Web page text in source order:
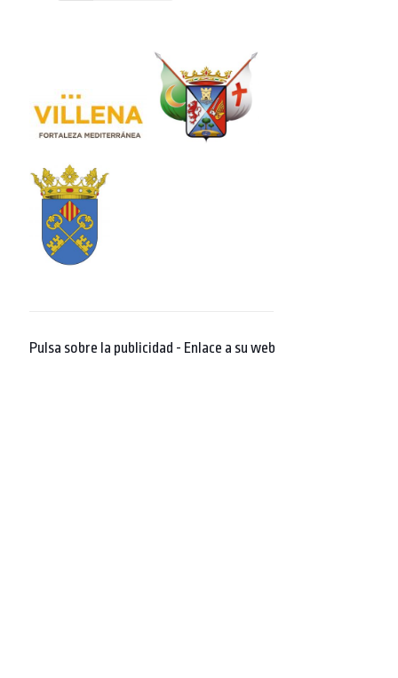
Pulsa sobre la publicidad - Enlace a su web